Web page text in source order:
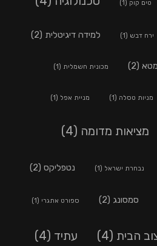
טים קוק (1)
ירח דבש (1) למידה דיגיטלית (2)
מטא (2) מכונית חשמלית (1)
מניות טסלה (1) מניית אפל (1)
מציאות מדומה (4)
נבחרת ישראל (1) נטפליקס (2)
סמסונג (2) ספורט אתגרי (1)
הבית (4) עתיד (4)